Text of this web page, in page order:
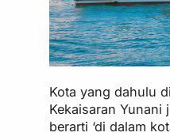
Kota yang dahulu
Kekaisaran
berarti ‘di dalam